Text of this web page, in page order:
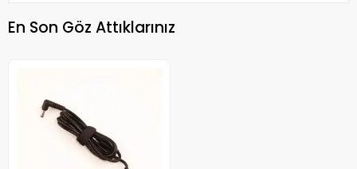
En Son Göz Attıklarınız